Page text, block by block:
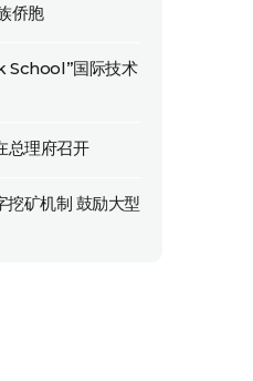
侨胞
School”国际技术
总理府召开
挖矿机制 鼓励大型